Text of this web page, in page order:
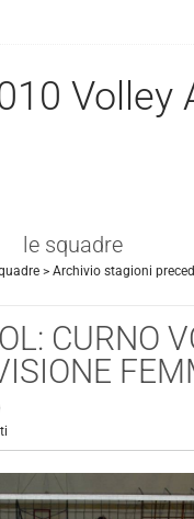
Volley
le squadre
> Archivio stagioni
CURNO